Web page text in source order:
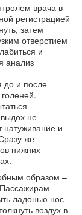
врача в
регистрацией
затем
отверстием
и
анализ
до и после
не
натуживание и
же
нижних
образом –
ладонью нос
воздух в